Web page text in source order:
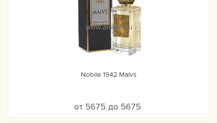
Nobile 1942 Malvs
от 5675 до 5675